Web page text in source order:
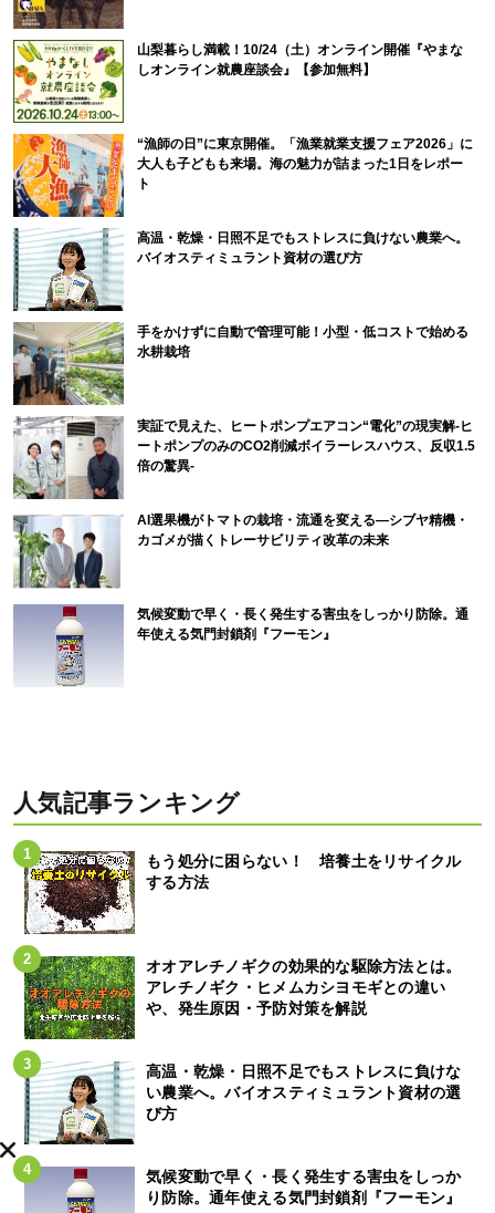
山梨暮らし満載！10/24（土）オンライン開催『やまな
しオンライン就農座談会』【参加無料】
“漁師の日”に東京開催。「漁業就業支援フェア2026」に
大人も子どもも来場。海の魅力が詰まった1日をレポー
ト
高温・乾燥・日照不足でもストレスに負けない農業へ。
バイオスティミュラント資材の選び方
手をかけずに自動で管理可能！小型・低コストで始める
水耕栽培
実証で見えた、ヒートポンプエアコン“電化”の現実解-ヒ
ートポンプのみのCO2削減ボイラーレスハウス、反収1.5
倍の驚異-
AI選果機がトマトの栽培・流通を変える―シブヤ精機・
カゴメが描くトレーサビリティ改革の未来
気候変動で早く・長く発生する害虫をしっかり防除。通
年使える気門封鎖剤『フーモン』
人気記事ランキング
もう処分に困らない！ 培養土をリサイクル
する方法
オオアレチノギクの効果的な駆除方法とは。
アレチノギク・ヒメムカシヨモギとの違い
や、発生原因・予防対策を解説
高温・乾燥・日照不足でもストレスに負けな
い農業へ。バイオスティミュラント資材の選
び方
気候変動で早く・長く発生する害虫をしっか
り防除。通年使える気門封鎖剤『フーモン』